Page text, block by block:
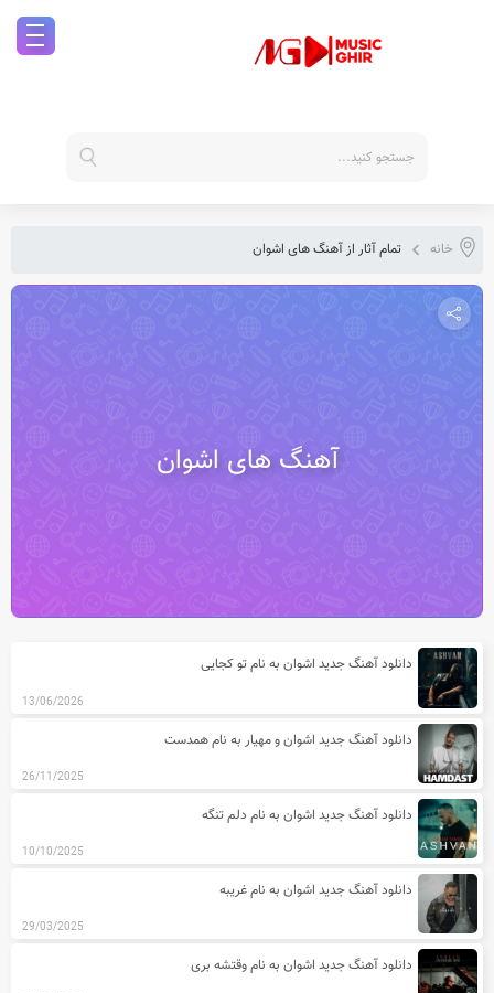
خانه تمام آثار از آهنگ های اشوان
آهنگ های اشوان
آخرین مطالب دسته بندی آهنگ های
دانلود آهنگ جدید اشوان به نام تو کجایی
13/06/2026
دانلود آهنگ جدید اشوان و مهیار به نام همدست
26/11/2025
دانلود آهنگ جدید اشوان به نام دلم تنگه
10/10/2025
دانلود آهنگ جدید اشوان به نام غریبه
29/03/2025
دانلود آهنگ جدید اشوان به نام وقتشه بری